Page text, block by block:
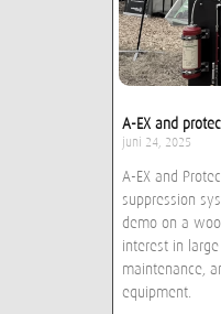
A-EX and
juni 24, 2025
A-EX and
suppression
demo on a
interest in
maintenance,
equipment.